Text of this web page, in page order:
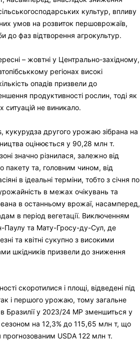
культур, впливу
умов на розвиток першоврожаїв,
до фаз відтворення агрокультур.
– жовтні у Центрально-західному,
регіонах високі
опадів призвели до
продуктивності рослин, тоді як
ситуацій не виникало.
кукурудза другого урожаю зібрана на
оцінюється у 90,28 млн т.
значно різнилася, залежно від
пакету та, головним чином, від
в ідеальні терміни, тобто з січня по
в межах очікувань та
в останньому врожаї, насамперед,
в період вегетації. Виключенням
Паулу та Мату-Гросу-ду-Сул, де
та квітні сукупно з високими
шкідників призвели до зниження
скоротилися і площі, відведені під
і першого урожаю, тому загальне
Бразилії у 2023/24 МР зменшиться у
сезоном на 12,3% до 115,65 млн т, що
USDA 122 млн т.